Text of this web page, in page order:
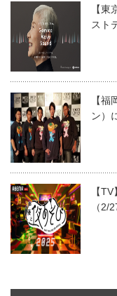
【
スト
【
ン）
【
（2/